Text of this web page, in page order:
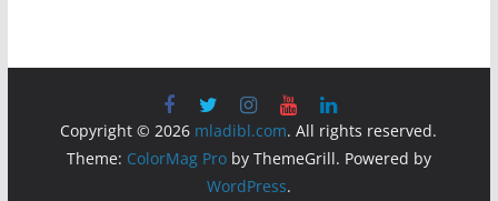
Copyright © 2026 mladibl.com. All rights reserved.
Theme: ColorMag Proby ThemeGrill. Powered by
WordPress.